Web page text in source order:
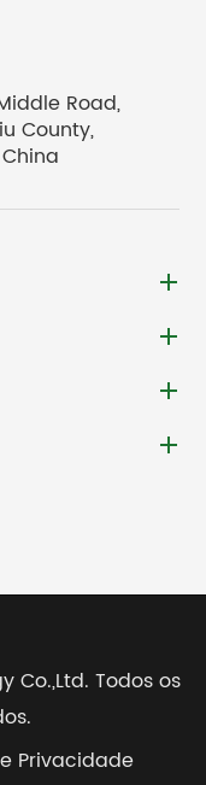
Road,
County,
Co.,Ltd. Todos os
Privacidade